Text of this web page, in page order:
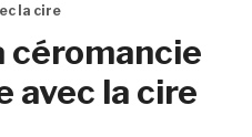
la cire
céromancie
avec la cire